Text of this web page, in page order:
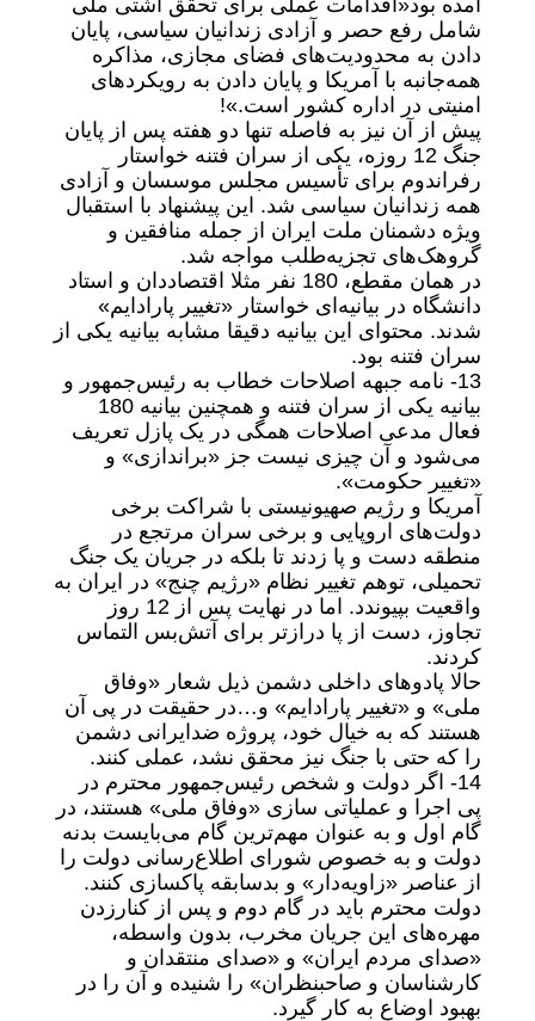
آمده بود«اقدامات عملی برای تحقق آشتی ملی
شامل رفع حصر و آزادی زندانیان سیاسی، پایان
دادن به محدودیت‌های فضای مجازی، مذاکره
همه‌جانبه با آمریکا و پایان دادن به رویکردهای
امنیتی در اداره کشور است.»!
پیش از آن نیز به فاصله تنها دو هفته پس از پایان
جنگ 12 روزه، یکی از سران فتنه خواستار
رفراندوم برای تأسیس مجلس موسسان و آزادی
همه زندانیان سیاسی شد. این پیشنهاد با استقبال
ویژه دشمنان ملت ایران از جمله منافقین و
گروهک‌های تجزیه‌طلب مواجه شد.
در همان مقطع، 180 نفر مثلا اقتصاددان و استاد
دانشگاه در بیانیه‌ای خواستار «تغییر پارادایم»
شدند. محتوای این بیانیه دقیقا مشابه بیانیه یکی از
سران فتنه بود.
13- نامه جبهه اصلاحات خطاب به رئیس‌جمهور و
بیانیه یکی از سران فتنه و همچنین بیانیه 180
فعال مدعی اصلاحات همگی در یک پازل تعریف
می‌شود و آن چیزی نیست جز «براندازی» و
«تغییر حکومت».
آمریکا و رژیم صهیونیستی با شراکت برخی
دولت‌های اروپایی و برخی سران مرتجع در
منطقه دست و پا زدند تا بلکه در جریان یک جنگ
تحمیلی، توهم تغییر نظام «رژیم چنج» در ایران به
واقعیت بپیوندد. اما در نهایت پس از 12 روز
تجاوز، دست از پا درازتر برای آتش‌بس التماس
کردند.
حالا پادوهای داخلی دشمن ذیل شعار «وفاق
ملی» و «تغییر پارادایم» و…در حقیقت در پی آن
هستند که به خیال خود، پروژه ضدایرانی دشمن
را که حتی با جنگ نیز محقق نشد، عملی کنند.
14- اگر دولت و شخص رئیس‌جمهور محترم در
پی اجرا و عملیاتی سازی «وفاق ملی» هستند، در
گام اول و به عنوان مهم‌ترین گام می‌بایست بدنه
دولت و به خصوص شورای اطلاع‌رسانی دولت را
از عناصر «زاویه‌دار» و بدسابقه پاکسازی کنند.
دولت محترم باید در گام دوم و پس از کنارزدن
مهره‌های این جریان مخرب، بدون واسطه،
«صدای مردم ایران» و «صدای منتقدان و
کارشناسان و صاحبنظران» را شنیده و آن را در
بهبود اوضاع به کار گیرد.